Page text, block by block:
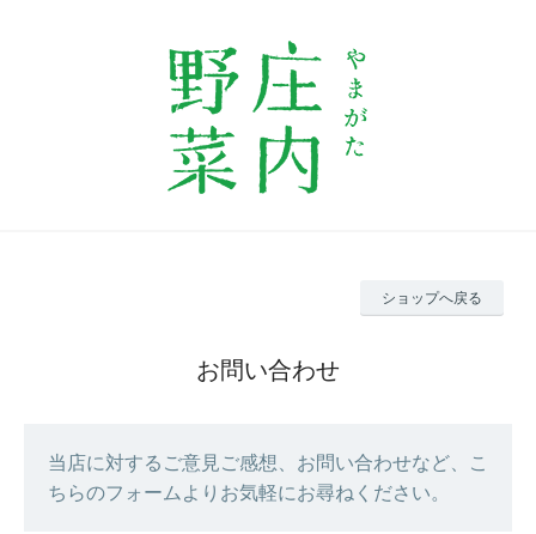
ショップへ戻る
お問い合わせ
当店に対するご意見ご感想、お問い合わせなど、こ
ちらのフォームよりお気軽にお尋ねください。